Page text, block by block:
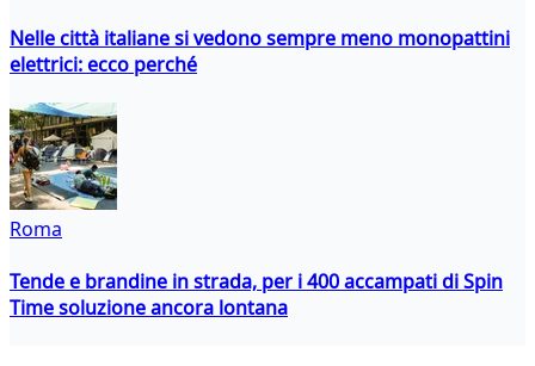
Nelle città italiane si vedono sempre meno monopattini
elettrici: ecco perché
Roma
Tende e brandine in strada, per i 400 accampati di Spin
Time soluzione ancora lontana